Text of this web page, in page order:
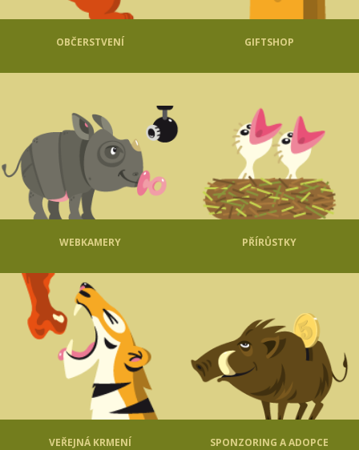
OBČERSTVENÍ GIFTSHOP
WEBKAMERY PŘÍRŮSTKY
VEŘEJNÁ KRMENÍ SPONZORING A ADOPCE